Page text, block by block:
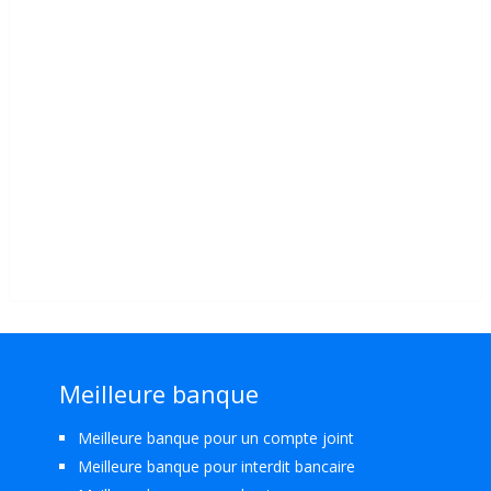
Meilleure banque
Meilleure banque pour un compte joint
Meilleure banque pour interdit bancaire